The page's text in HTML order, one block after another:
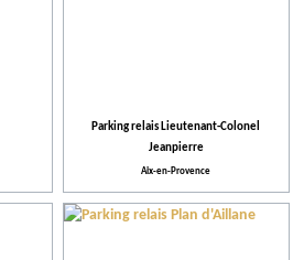
Parking relais Lieutenant-Colonel
Jeanpierre
Aix-en-Provence